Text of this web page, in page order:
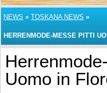
NEWS » TOSKANA NEWS »
HERRENMODE-MESSE PITTI
Uomo in